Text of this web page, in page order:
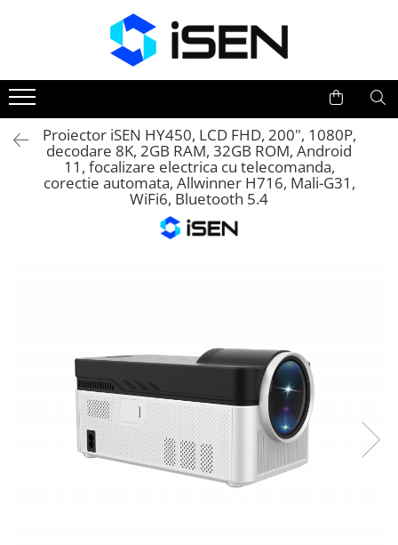
Trotinete electrice
Piese si accesorii
Proiector iSEN HY450, LCD FHD, 200", 1080P,
decodare 8K, 2GB RAM, 32GB ROM, Android
11, focalizare electrica cu telecomanda,
corectie automata, Allwinner H716, Mali-G31,
WiFi6, Bluetooth 5.4